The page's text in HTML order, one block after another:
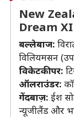
New
Dream
बल्लेबाज:
विलियमसन
विकेटकीपर:
ऑलराउंडर:
गेंदबाज़: ईश
न्यूजीलैंड और